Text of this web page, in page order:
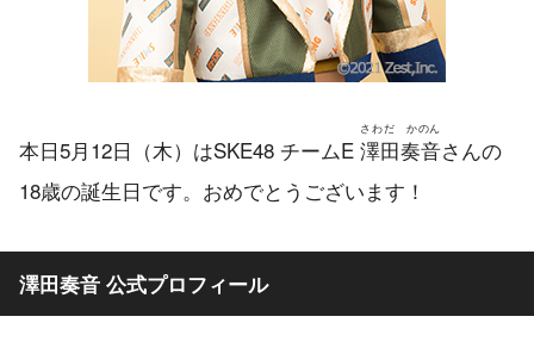
本日5月12日（木）はSKE48 チームE 澤田奏音
さわだ かのん
さんの
18歳の誕生日です。おめでとうございます！
澤田奏音 公式プロフィール